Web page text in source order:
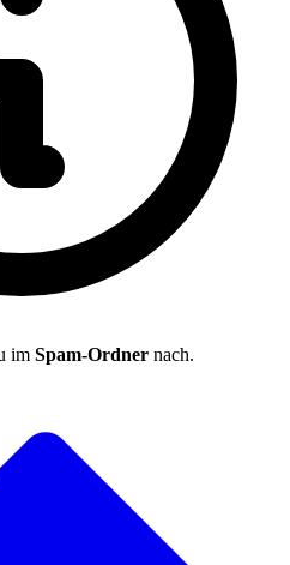
im Spam-Ordner nach.